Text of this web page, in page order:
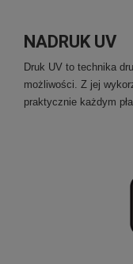
NADRUK UV
Druk UV to technika
możliwości. Z jej
praktycznie każdym